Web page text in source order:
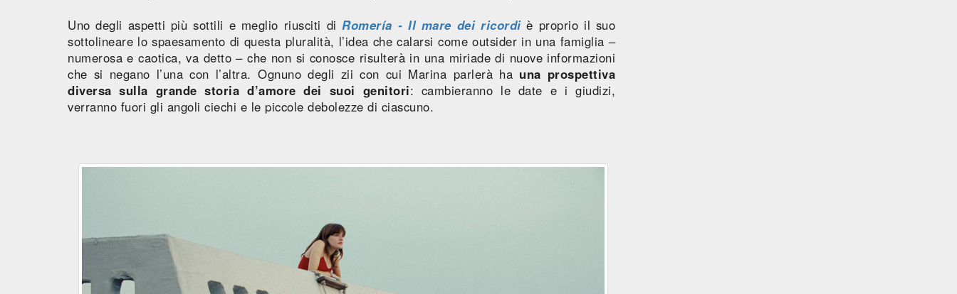
Uno degli aspetti più sottili e meglio riusciti diRomería - Il mare dei ricordi è proprio il suo
sottolineare lo spaesamento di questa pluralità, l’idea che calarsi come outsider in una famiglia –
numerosa e caotica, va detto – che non si conosce risulterà in una miriade di nuove informazioni
che si negano l’una con l’altra. Ognuno degli zii con cui Marina parlerà ha una prospettiva
diversa sulla grande storia d’amore dei suoi genitori: cambieranno le date e i giudizi,
verranno fuori gli angoli ciechi e le piccole debolezze di ciascuno.